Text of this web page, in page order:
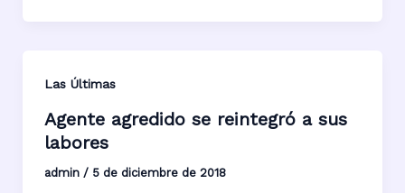
Las Últimas
Agente agredido se reintegró a sus
labores
admin / 5 de diciembre de 2018